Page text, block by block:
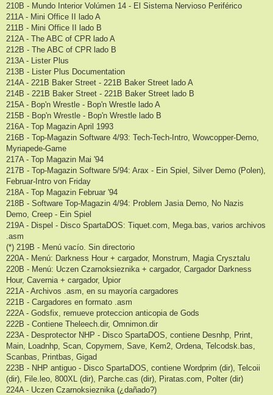
210B - Mundo Interior Volúmen 14 - El Sistema Nervioso Periférico
211A - Mini Office II lado A
211B - Mini Office II lado B
212A - The ABC of CPR lado A
212B - The ABC of CPR lado B
213A - Lister Plus
213B - Lister Plus Documentation
214A - 221B Baker Street - 221B Baker Street lado A
214B - 221B Baker Street - 221B Baker Street lado B
215A - Bop'n Wrestle - Bop'n Wrestle lado A
215B - Bop'n Wrestle - Bop'n Wrestle lado B
216A - Top Magazin April 1993
216B - Top-Magazin Software 4/93: Tech-Tech-Intro, Wowcopper-Demo,
Myriapede-Game
217A - Top Magazin Mai '94
217B - Top-Magazin Software 5/94: Arax - Ein Spiel, Silver Demo (Polen),
Februar-Intro von Friday
218A - Top Magazin Februar '94
218B - Software Top-Magazin 4/94: Problem Jasia Demo, No Nazis
Demo, Creep - Ein Spiel
219A - Dispel - Disco SpartaDOS: Tiquet.com, Mega.bas, varios archivos
.asm
(*) 219B - Menú vacío. Sin directorio
220A - Menú: Darkness Hour + cargador, Monstrum, Magia Crysztalu
220B - Menú: Uczen Czarnoksieznika + cargador, Cargador Darkness
Hour, Cavernia + cargador, Upior
221A - Archivos .asm, en su mayoría cargadores
221B - Cargadores en formato .asm
222A - Godsfix, remueve proteccion anticopia de Gods
222B - Contiene Theleech.dir, Omnimon.dir
223A - Desprotector NHP - Disco SpartaDOS, contiene Desnhp, Print,
Main, Loadnhp, Scan, Copymem, Save, Kem2, Ordena, Telcodsk.bas,
Scanbas, Printbas, Gigad
223B - NHP antiguo - Disco SpartaDOS, contiene Wordprim (dir), Telcoii
(dir), File.leo, 800XL (dir), Parche.cas (dir), Piratas.com, Polter (dir)
224A - Uczen Czarnoksieznika (¿dañado?)